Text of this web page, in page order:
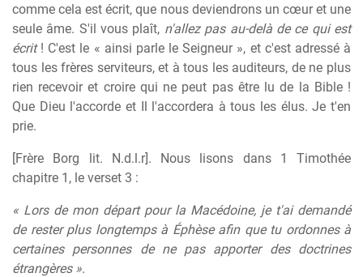
comme cela est écrit, que nous deviendrons un cœur et une
seule âme. S'il vous plaît, n'allez pas au-delà de ce qui est
écrit ! C'est le « ainsi parle le Seigneur », et c'est adressé à
tous les frères serviteurs, et à tous les auditeurs, de ne plus
rien recevoir et croire qui ne peut pas être lu de la Bible !
Que Dieu l'accorde et Il l'accordera à tous les élus. Je t'en
prie.
[Frère Borg lit. N.d.l.r]. Nous lisons dans 1 Timothée
chapitre 1, le verset 3 :
« Lors de mon départ pour la Macédoine, je t'ai demandé
de rester plus longtemps à Éphèse afin que tu ordonnes à
certaines personnes de ne pas apporter des doctrines
étrangères ».